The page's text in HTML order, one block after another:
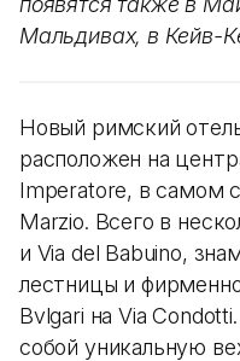
Мальдивах, в Кейв-
Новый римский
расположен на
Imperatore, в самом
Marzio. Всего в
и Via del Babuino,
лестницы и
Bvlgari на Via
собой уникальную